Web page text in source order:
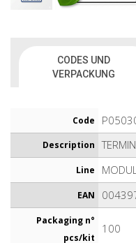
CODES UND
VERPACKUNG
Code
Description
Line
EAN
Packaging n°
pcs/kit
100